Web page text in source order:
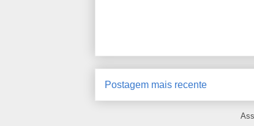
Postagem mais recente